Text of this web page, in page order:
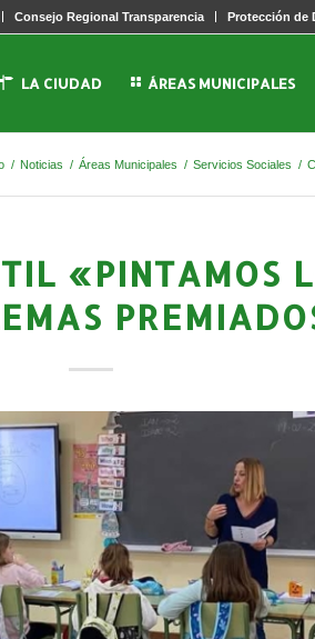
Consejo Regional Transparencia Protección de
LA CIUDAD ÁREAS MUNICIPALES
/ Noticias / Áreas Municipales / Servicios Sociales /
«PINTAMOS